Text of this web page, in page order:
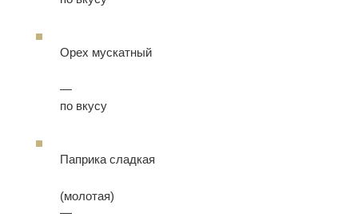
Орех мускатный
—
по вкусу
Паприка сладкая
(молотая)
—